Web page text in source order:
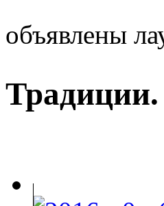
объявлены
Традиции.